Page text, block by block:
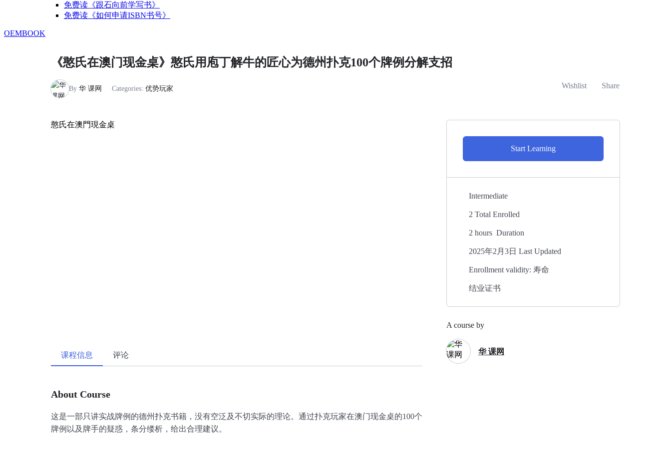
免费读《跟石向前学写书》
免费读《如何申请ISBN书号》
OEMBOOK
《憨氏在澳门现金桌》憨氏用庖丁解牛的匠心为德州扑克100个牌例分解支招
By 华 课网 Categories: 优势玩家 Wishlist Share
憨氏在澳門現金桌
课程信息 评论
About Course
这是一部只讲实战牌例的德州扑克书籍，没有空泛及不切实际的理论。通过扑克玩家在澳门现金桌的100个
牌例以及牌手的疑惑，条分缕析，给出合理建议。
Start Learning
Intermediate
2 Total Enrolled
2 hours Duration
2025年2月3日 Last Updated
Enrollment validity: 寿命
结业证书
A course by
华 课网